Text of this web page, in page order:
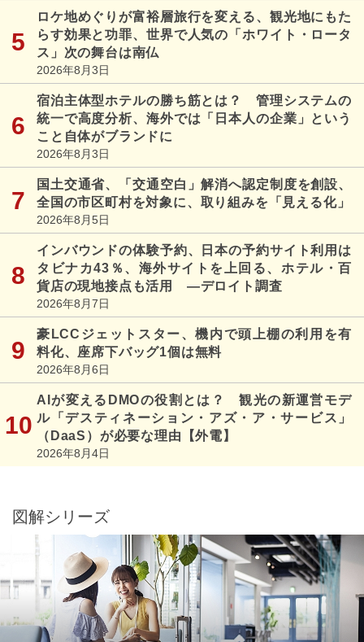
ロケ地めぐりが富裕層旅行を変える、観光地にもた
らす効果と功罪、世界で人気の「ホワイト・ロータ
ス」次の舞台は南仏
2026年8月3日
宿泊主体型ホテルの勝ち筋とは？ 管理システムの
統一で高度分析、海外では「日本人の企業」という
こと自体がブランドに
2026年8月3日
国土交通省、「交通空白」解消へ認定制度を創設、
全国の市区町村を対象に、取り組みを「見える化」
2026年8月5日
インバウンドの体験予約、日本の予約サイト利用は
タビナカ43％、海外サイトを上回る、ホテル・百
貨店の現地接点も活用 ―デロイト調査
2026年8月7日
豪LCCジェットスター、機内で頭上棚の利用を有
料化、座席下バッグ1個は無料
2026年8月6日
AIが変えるDMOの役割とは？ 観光の新運営モデ
ル「デスティネーション・アズ・ア・サービス」
（DaaS）が必要な理由【外電】
2026年8月4日
図解シリーズ